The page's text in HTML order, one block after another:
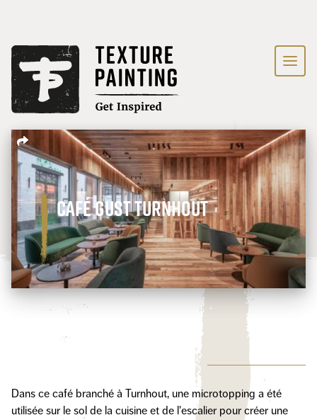
Café Gust Turnhout
Dans ce café branché à Turnhout, une microtopping a été
utilisée sur le sol de la cuisine et de l'escalier pour créer une